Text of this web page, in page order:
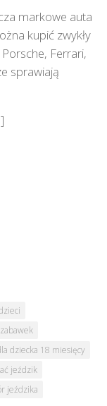
markowe auta
kupić zwykły
Ferrari,
sprawiają
dziecka 18 miesięcy
jeździk
jeździka